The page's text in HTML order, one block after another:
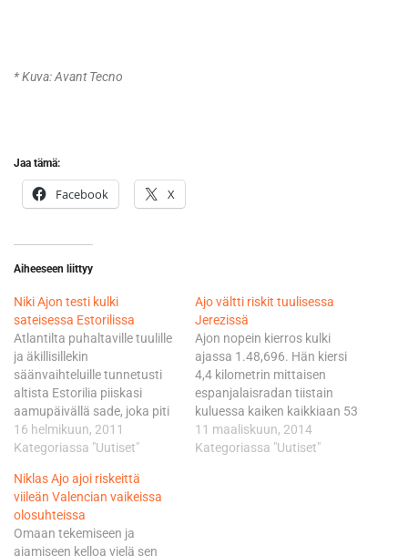
* Kuva: Avant Tecno
Jaa tämä:
Facebook X
Aiheeseen liittyy
Niki Ajon testi kulki
sateisessa Estorilissa
Atlantilta puhaltaville tuulille
ja äkillisillekin
säänvaihteluille tunnetusti
altista Estorilia piiskasi
aamupäivällä sade, joka piti
kuljettajat visusti
varikkoboxeissaan. - Aurinko
kuivatti rataa, mutta
olosuhteet eivät olleet pidon
osalta missään vaiheessa
parhaat mahdolliset.
16 helmikuun, 2011
Kategoriassa "Uutiset"
Ajo vältti riskit tuulisessa
Jerezissä
Ajon nopein kierros kulki
ajassa 1.48,696. Hän kiersi
4,4 kilometrin mittaisen
espanjalaisradan tiistain
kuluessa kaiken kaikkiaan 53
kertaa. Menohalut ovat
korkealla, mutta tiistain
11 maaliskuun, 2014
Kategoriassa "Uutiset"
Niklas Ajo ajoi riskeittä
viileän Valencian vaikeissa
olosuhteissa
Omaan tekemiseen ja
ajamiseen kelloa vielä sen